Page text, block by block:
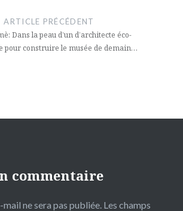
ARTICLE PRÉCÉDENT
Dans la peau d’un d’architecte éco-
pour construire le musée de demain…
commentaire
ne sera pas publiée. Les champs